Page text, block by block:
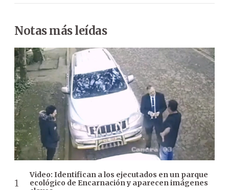
Notas más leídas
Video: Identifican a los ejecutados en un parque
ecológico de Encarnación y aparecen imágenes